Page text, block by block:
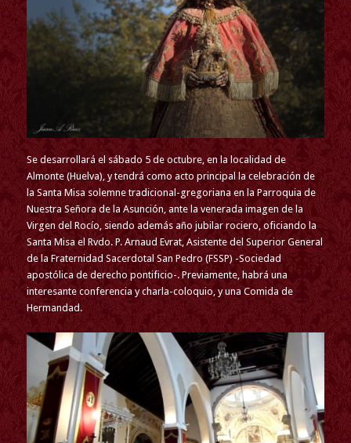
Se desarrollará el sábado 5 de octubre, en la localidad de
Almonte (Huelva), y tendrá como acto principal la celebración de
la Santa Misa solemne tradicional-gregoriana en la Parroquia de
Nuestra Señora de la Asunción, ante la venerada imagen de la
Virgen del Rocío, siendo además año jubilar rociero, oficiando la
Santa Misa el Rvdo. P. Arnaud Evrat, Asistente del Superior General
de la Fraternidad Sacerdotal San Pedro (FSSP) -Sociedad
apostólica de derecho pontificio-. Previamente, habrá una
interesante conferencia y charla-coloquio, y una Comida de
Hermandad.